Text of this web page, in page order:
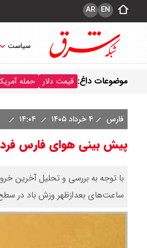
EN
AR
سیاست
موضوعات داغ: قیمت دلار حمله
فارس ۴ خرداد ۱۴۰۵
پیش بینی هوای فارس فردا سه شنبه 5 خرداد/ نفوذ توده گرد
با توجه به بررسی و تحلیل آخرین
ساعت‌های بعدازظهر وزش باد در